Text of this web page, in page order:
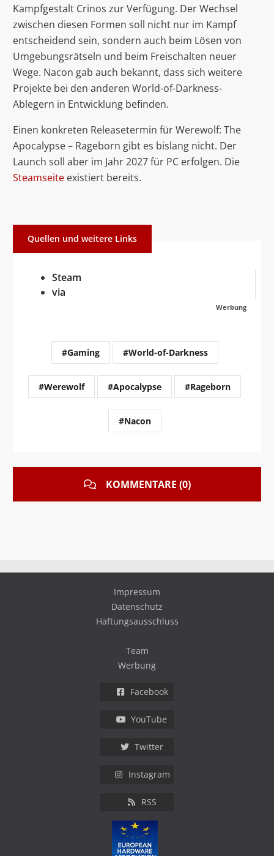
Kampfgestalt Crinos zur Verfügung. Der Wechsel
zwischen diesen Formen soll nicht nur im Kampf
entscheidend sein, sondern auch beim Lösen von
Umgebungsrätseln und beim Freischalten neuer
Wege. Nacon gab auch bekannt, dass sich weitere
Projekte bei den anderen World-of-Darkness-
Ablegern in Entwicklung befinden.
Einen konkreten Releasetermin für Werewolf: The
Apocalypse – Rageborn gibt es bislang nicht. Der
Launch soll aber im Jahr 2027 für PC erfolgen. Die
Steamseite existiert bereits.
Quellen und weitere Links
Steam
via
Werbung
#Gaming #World-of-Darkness
#Werewolf #Apocalypse #Rageborn
#Nacon
KOMMENTARE (0)
Impressum
Datenschutz
Haftungsausschluss
Team
Werbung
Facebook
YouTube
Twitter
Instagram
RSS